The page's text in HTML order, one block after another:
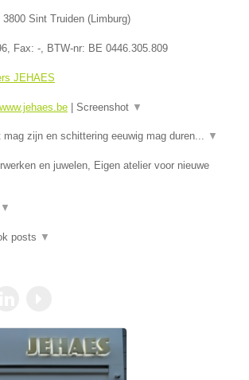
3800 Sint Truiden (Limburg)
, Fax: - , BTW-nr: BE 0446.305.809
JEHAES
| Screenshot ▼
zijn en schittering eeuwig mag duren... ▼
en juwelen, Eigen atelier voor nieuwe
▼
posts ▼